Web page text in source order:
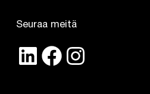
Seuraa meitä
LinkedIn Facebook Instagram